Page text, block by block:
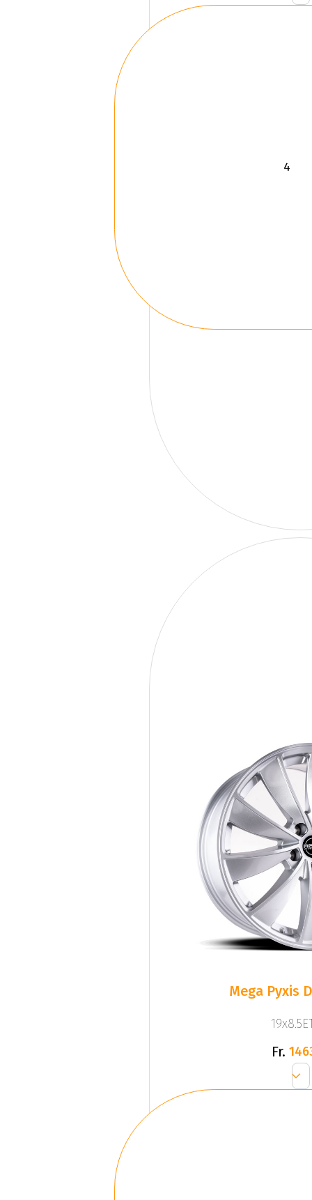
Mega Pyxis
Fr.